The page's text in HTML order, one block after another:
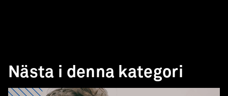
Nästa i denna kategori